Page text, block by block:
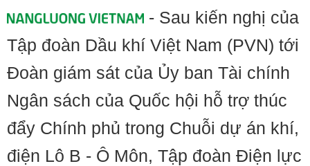
- Sau kiến nghị của
Tập đoàn Dầu khí Việt Nam (PVN) tới
Đoàn giám sát của Ủy ban Tài chính
Ngân sách của Quốc hội hỗ trợ thúc
đẩy Chính phủ trong Chuỗi dự án khí,
điện Lô B - Ô Môn, Tập đoàn Điện lực